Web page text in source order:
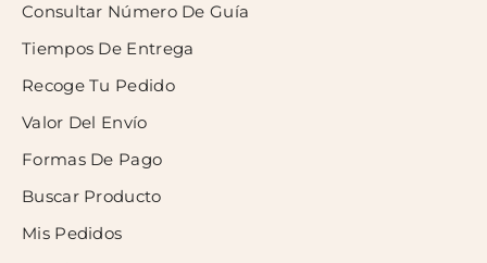
Consultar Número De Guía
Tiempos De Entrega
Recoge Tu Pedido
Valor Del Envío
Formas De Pago
Buscar Producto
Mis Pedidos